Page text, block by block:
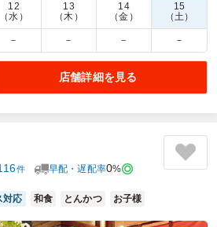
日前12:00 価格帯：
540円～1,080円
とても、助かりました。ネット注文
米とに変更できたり、大盛り対応、
できたりと至れり尽くせりで頼みや
›大会
12
（水）
13
（木）
14
（金）
15
（土）
－ － － －
店舗詳細を見る
件 早配・遅配率0%
対応 和食 とんかつ お子様